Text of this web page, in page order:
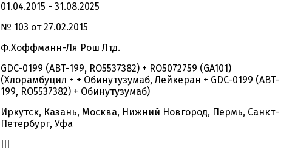
01.04.2015 - 31.08.2025
№ 103 от 27.02.2015
Ф.Хоффманн-Ля Рош Лтд.
GDC-0199 (ABT-199, RO5537382) + RO5072759 (GA101)
(Хлорамбуцил + + Обинутузумаб, Лейкеран + GDC-0199 (ABT-
199, RO5537382) + Обинутузумаб)
Иркутск, Казань, Москва, Нижний Новгород, Пермь, Санкт-
Петербург, Уфа
III